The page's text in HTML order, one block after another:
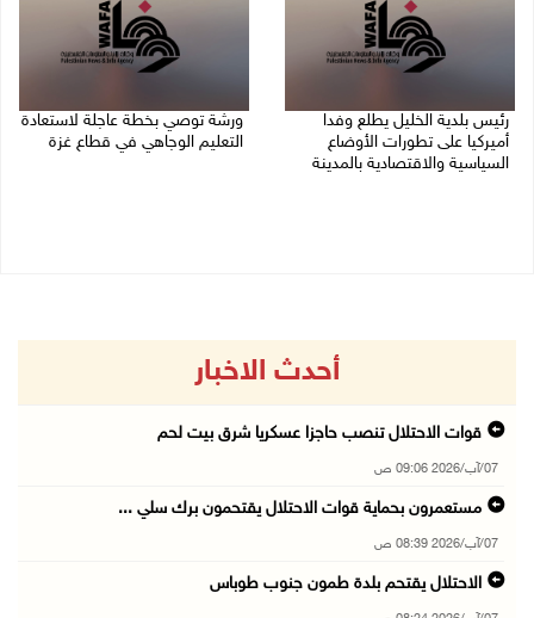
رئيس بلدية الخليل يطلع وفدا
أميركيا على تطورات الأوضاع
السياسية والاقتصادية بالمدينة
ورشة توصي بخطة عاجلة لاستعادة
التعليم الوجاهي في قطاع غزة
أحدث الاخبار
قوات الاحتلال تنصب حاجزا عسكريا شرق بيت لحم
07/آب/2026 09:06 ص
مستعمرون بحماية قوات الاحتلال يقتحمون برك سلي ...
07/آب/2026 08:39 ص
الاحتلال يقتحم بلدة طمون جنوب طوباس